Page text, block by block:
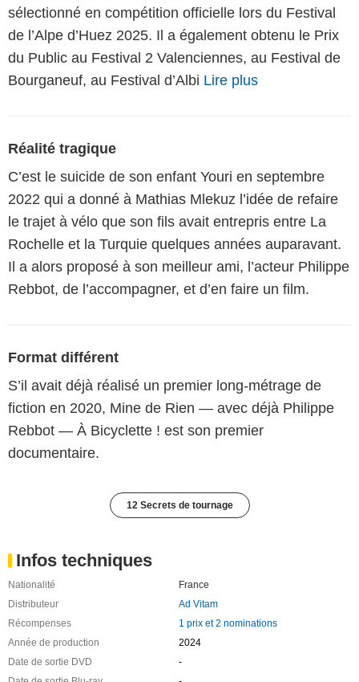
sélectionné en compétition officielle lors du Festival
de l’Alpe d’Huez 2025. Il a également obtenu le Prix
du Public au Festival 2 Valenciennes, au Festival de
Bourganeuf, au Festival d’Albi Lire plus
Réalité tragique
C’est le suicide de son enfant Youri en septembre
2022 qui a donné à Mathias Mlekuz l’idée de refaire
le trajet à vélo que son fils avait entrepris entre La
Rochelle et la Turquie quelques années auparavant.
Il a alors proposé à son meilleur ami, l’acteur Philippe
Rebbot, de l’accompagner, et d’en faire un film.
Format différent
S’il avait déjà réalisé un premier long-métrage de
fiction en 2020, Mine de Rien — avec déjà Philippe
Rebbot — À Bicyclette ! est son premier
documentaire.
12 Secrets de tournage
Infos techniques
Nationalité
France
Distributeur
Ad Vitam
Récompenses
1 prix et 2 nominations
Année de production
2024
Date de sortie DVD
-